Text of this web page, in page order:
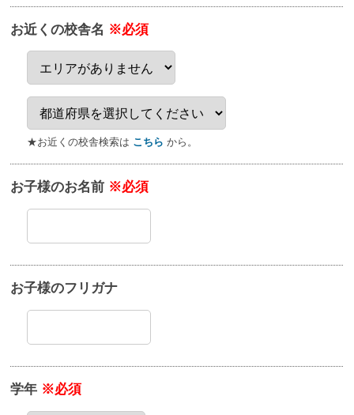
お近くの校舎名 ※必須
★お近くの校舎検索は こちら から。
お子様のお名前 ※必須
お子様のフリガナ
学年 ※必須